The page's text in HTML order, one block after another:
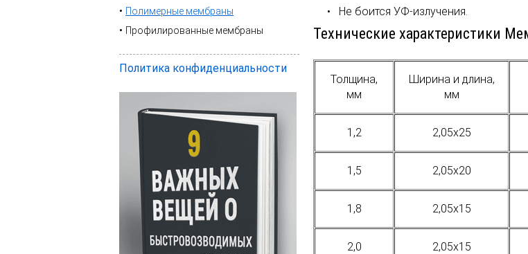
Полимерные мембраны
Профилированные мембраны
Политика конфиденциальности
Не боится УФ-излучения.
Технические характеристики
Толщина,
мм
Ширина и длина,
мм
1,2 2,05х25
1,5 2,05х20
1,8 2,05х15
2,0 2,05х15